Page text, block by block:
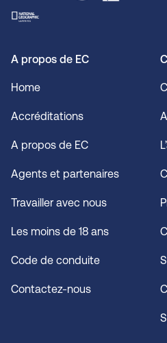
A propos de EC
Home
Accréditations
A propos de EC
Agents et partenaires
Travailler avec nous
Les moins de 18 ans
Code de conduite
Contactez-nous